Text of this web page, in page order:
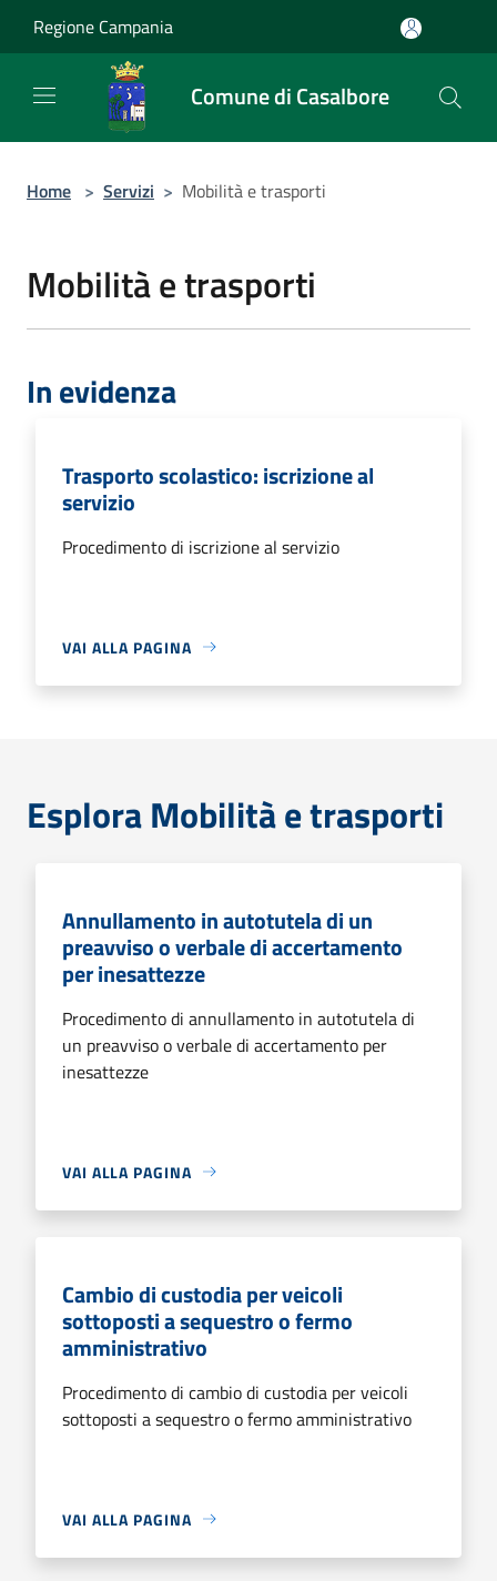
Regione Campania
Comune di Casalbore
Home > Servizi > Mobilità e trasporti
Mobilità e trasporti
In evidenza
Trasporto scolastico: iscrizione al
servizio
Procedimento di iscrizione al servizio
VAI ALLA PAGINA
Esplora Mobilità e trasporti
Annullamento in autotutela di un
preavviso o verbale di accertamento
per inesattezze
Procedimento di annullamento in autotutela di
un preavviso o verbale di accertamento per
inesattezze
VAI ALLA PAGINA
Cambio di custodia per veicoli
sottoposti a sequestro o fermo
amministrativo
Procedimento di cambio di custodia per veicoli
sottoposti a sequestro o fermo amministrativo
VAI ALLA PAGINA